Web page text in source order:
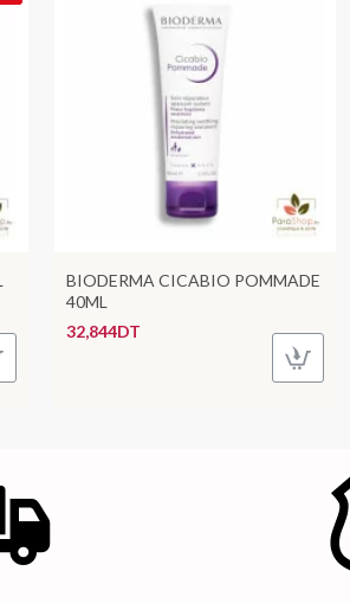
BIODERMA CICABIO POMMADE
40ML
32,844DT